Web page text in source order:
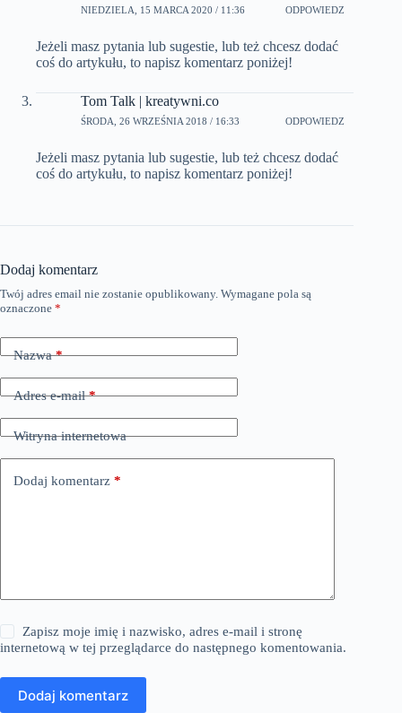
NIEDZIELA, 15 MARCA 2020 / 11:36 ODPOWIEDZ
Jeżeli masz pytania lub sugestie, lub też chcesz dodać
coś do artykułu, to napisz komentarz poniżej!
Tom Talk | kreatywni.co
ŚRODA, 26 WRZEŚNIA 2018 / 16:33 ODPOWIEDZ
Jeżeli masz pytania lub sugestie, lub też chcesz dodać
coś do artykułu, to napisz komentarz poniżej!
Dodaj komentarz
Twój adres email nie zostanie opublikowany. Wymagane pola są
oznaczone *
Nazwa*
Adres e-mail*
Witryna internetowa
Dodaj komentarz *
Zapisz moje imię i nazwisko, adres e-mail i stronę
internetową w tej przeglądarce do następnego komentowania.
Dodaj komentarz